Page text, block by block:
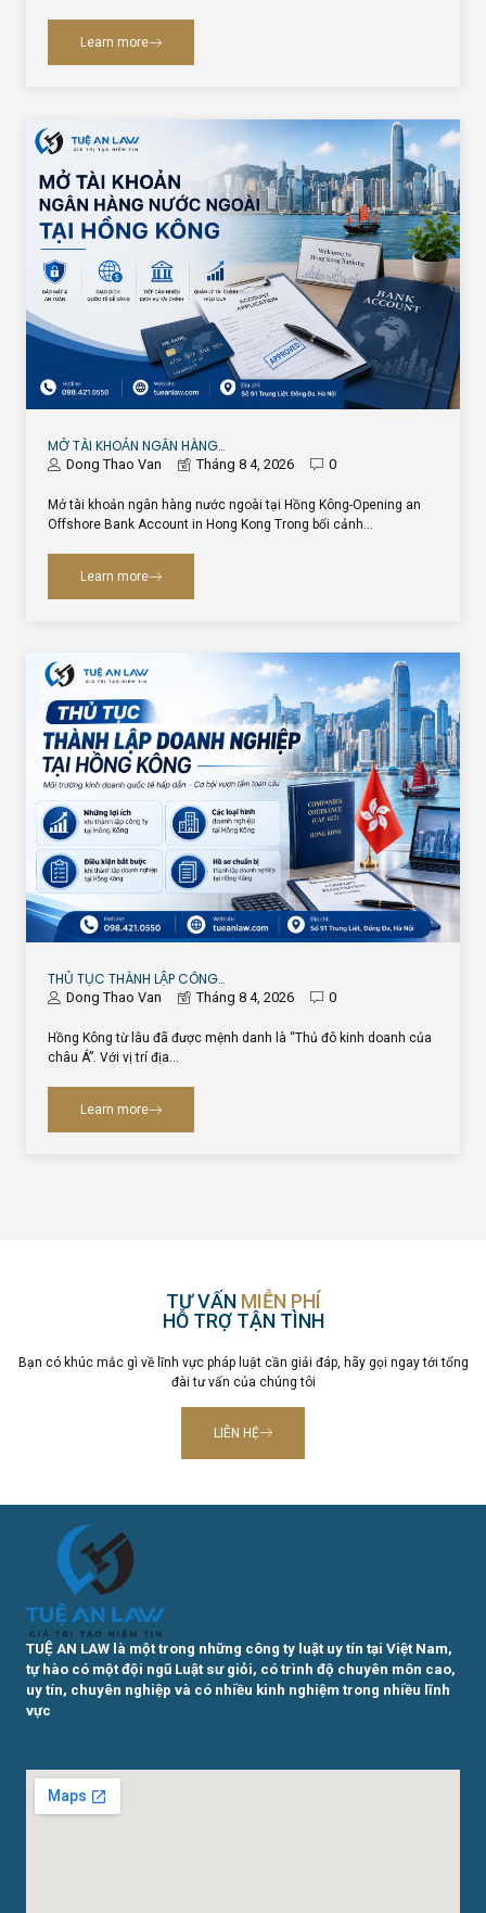
Learn more
MỞ TÀI KHOẢN NGÂN HÀNG…
Dong Thao Van Tháng 8 4, 2026 0
Mở tài khoản ngân hàng nước ngoài tại Hồng Kông-Opening an
Offshore Bank Account in Hong Kong Trong bối cảnh…
Learn more
THỦ TỤC THÀNH LẬP CÔNG…
Dong Thao Van Tháng 8 4, 2026 0
Hồng Kông từ lâu đã được mệnh danh là “Thủ đô kinh doanh của
châu Á”. Với vị trí địa…
Learn more
TƯ VẤN MIỄN PHÍ
HỖ TRỢ TẬN TÌNH
Bạn có khúc mắc gì về lĩnh vực pháp luật cần giải đáp, hãy gọi ngay tới tổng
đài tư vấn của chúng tôi
LIÊN HỆ
TUỆ AN LAW là một trong những công ty luật uy tín tại Việt Nam,
tự hào có một đội ngũ Luật sư giỏi, có trình độ chuyên môn cao,
uy tín, chuyên nghiệp và có nhiều kinh nghiệm trong nhiều lĩnh
vực